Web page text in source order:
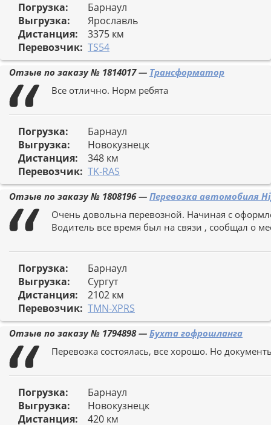
Погрузка:
Барнаул
Выгрузка:
Ярославль
Дистанция:
3375 км
Перевозчик: TS54
Отзыв по заказу № 1814017— Трансформатор
Все отлично. Норм ребята
Погрузка:
Барнаул
Выгрузка:
Новокузнецк
Дистанция:
348 км
Перевозчик: TK-RAS
Отзыв по заказу № 1808196— Перевозка автомобиля
Очень довольна перевозной. Начиная с
Водитель все время был на связи , сообщал о
Погрузка:
Барнаул
Выгрузка:
Сургут
Дистанция:
2102 км
Перевозчик: TMN-XPRS
Отзыв по заказу № 1794898— Бухта гофрошланга
Перевозка состоялась, все хорошо. Но
Погрузка:
Барнаул
Выгрузка:
Новокузнецк
Дистанция:
420 км